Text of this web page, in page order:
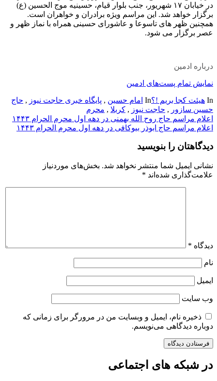
در خیابان ۱۷ شهریور، جنب بلوار قیام، حسینیه موج الحسین (ع)
برگزار خواهد شد. این مراسم ویژه برادران و خواهران است.
همچنین ظهر های تاسوعا و عاشورای حسینی همراه با نماز ظهر و
عصر برگزار می شود.
درباره ادمین
نمایش تمام پست‌های ادمین
In هیئت کجا بریم !؟In امام حسین , پایگاه خبری حاجت نیوز , حاج
حسین سازور , حاجت نیوز , کربلا , محرم
راهبری
نوشته
اعلام مراسم حاج روح الله بهمنی در دهه اول محرم الحرام ۱۴۴۳
اعلام مراسم حاج ابوذر بیوکافی در دهه اول محرم الحرام ۱۴۴۳
دیدگاهتان را بنویسید
نشانی ایمیل شما منتشر نخواهد شد. بخش‌های موردنیاز
علامت‌گذاری شده‌اند *
دیدگاه *
نام
ایمیل
وب‌ سایت
ذخیره نام، ایمیل و وبسایت من در مرورگر برای زمانی که
دوباره دیدگاهی می‌نویسم.
در شبکه های اجتماعی